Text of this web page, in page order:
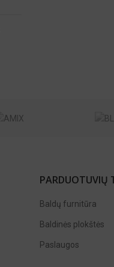
PARDUOTUVIŲ
Baldų furnitūra
Baldinės plokštės
Paslaugos